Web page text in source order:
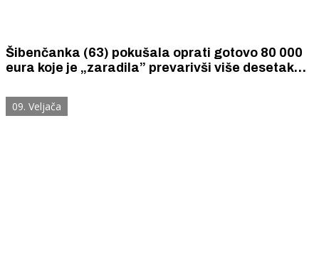
Šibenčanka (63) pokušala oprati gotovo 80 000
eura koje je „zaradila” prevarivši više desetaka
09. Veljača